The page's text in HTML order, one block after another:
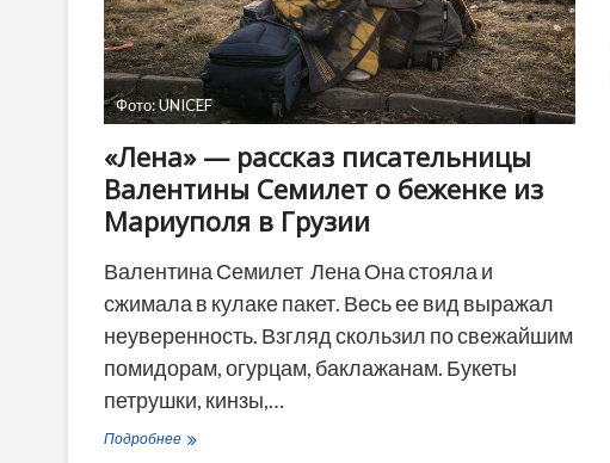
Фото: UNICEF
«Лена» — рассказ писательницы
Валентины Семилет о беженке из
Мариуполя в Грузии
Валентина Семилет Лена Она стояла и
сжимала в кулаке пакет. Весь ее вид выражал
неуверенность. Взгляд скользил по свежайшим
помидорам, огурцам, баклажанам. Букеты
петрушки, кинзы,…
Подробнее«Лена» —